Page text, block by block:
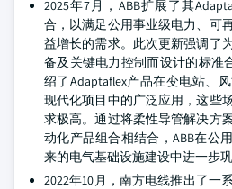
2025年7月，ABB扩展了其
合，以满足公用事业级电力、可
益增长的需求。此次更新强调了
备及关键电力控制而设计的标准
绍了Adaptaflex产品在变电站、
现代化项目中的广泛应用，这些
求极高。通过将柔性导管解决方
动化产品组合相结合，ABB在公
来的电气基础设施建设中进一步
2022年10月，南方电线推出了一